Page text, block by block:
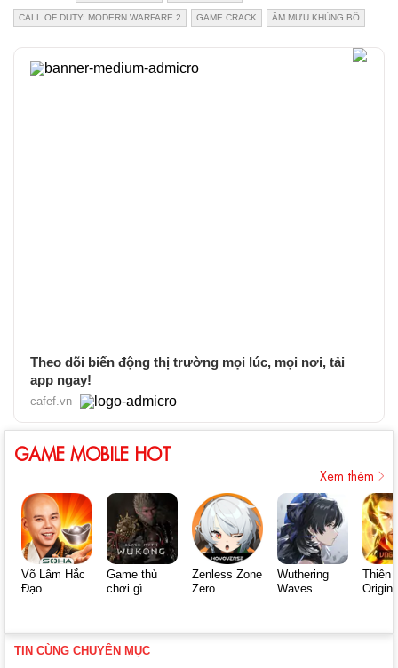
CALL OF DUTY: MODERN WARFARE 2 GAME CRACK ÂM MƯU KHỦNG BỐ
Theo dõi biến động thị trường mọi lúc, mọi nơi, tải
app ngay!
cafef.vn
GAME MOBILE HOT
Xem thêm
Võ Lâm Hắc
Đạo
Game thủ
chơi gì
Zenless Zone
Zero
Wuthering
Waves
Thiên
Origin
TIN CÙNG CHUYÊN MỤC